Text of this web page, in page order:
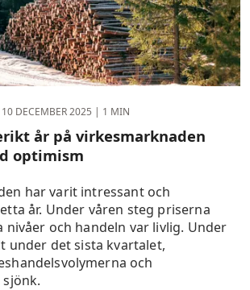
10 DECEMBER 2025 | 1 MIN
år på virkesmarknaden
optimism
har varit intressant och
år. Under våren steg priserna
och handeln var livlig. Under
under det sista kvartalet,
och